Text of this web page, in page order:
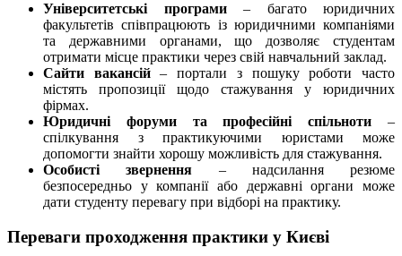
Університетські програми– багато юридичних
факультетів співпрацюють із юридичними компаніями
та державними органами, що дозволяє студентам
отримати місце практики через свій навчальний заклад.
Сайти вакансій– портали з пошуку роботи часто
містять пропозиції щодо стажування у юридичних
фірмах.
Юридичні форуми та професійні спільноти –
спілкування з практикуючими юристами може
допомогти знайти хорошу можливість для стажування.
Особисті звернення – надсилання резюме
безпосередньо у компанії або державні органи може
дати студенту перевагу при відборі на практику.
Переваги проходження практики у Києві